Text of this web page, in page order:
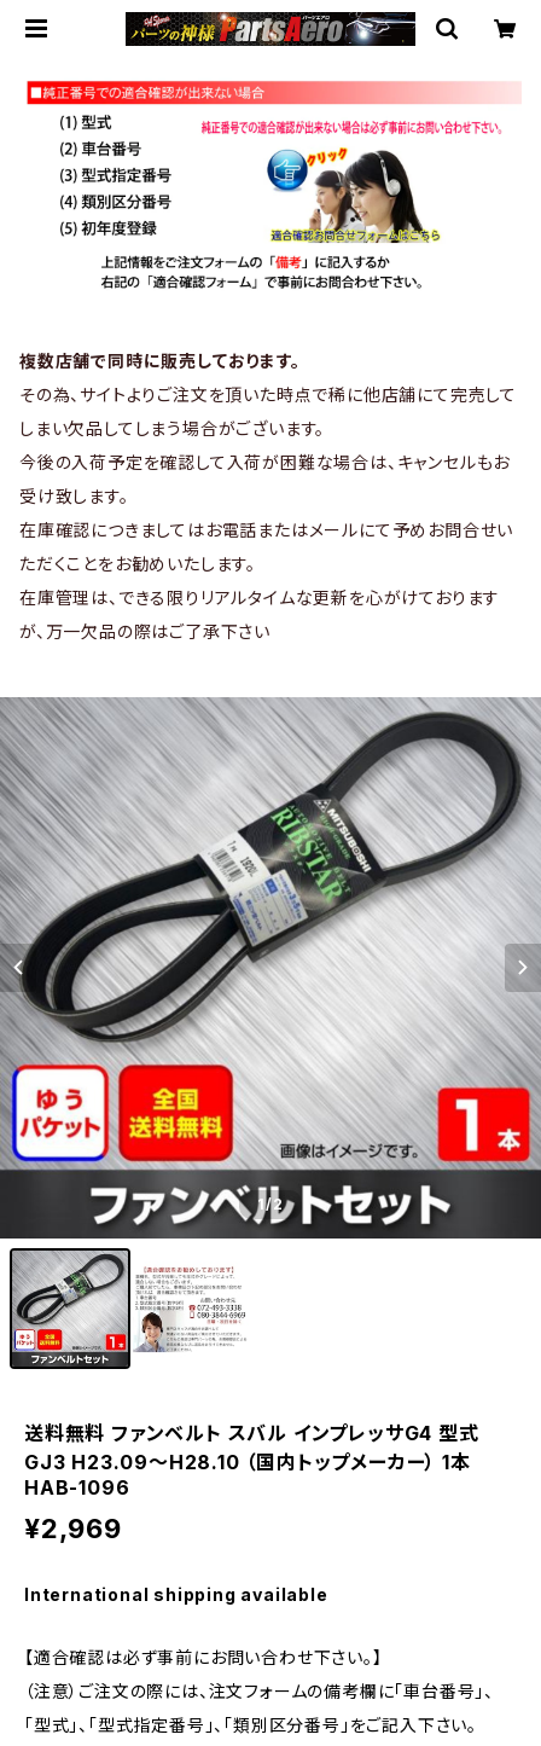
複数店舗で同時に販売しております。
その為、サイトよりご注文を頂いた時点で稀に他店舗にて完売して
しまい欠品してしまう場合がございます。
今後の入荷予定を確認して入荷が困難な場合は、キャンセルもお
受け致します。
在庫確認につきましてはお電話またはメールにて予めお問合せい
ただくことをお勧めいたします。
在庫管理は、できる限りリアルタイムな更新を心がけております
が、万一欠品の際はご了承下さい
1/2
送料無料 ファンベルト スバル インプレッサG4 型式
GJ3 H23.09～H28.10 （国内トップメーカー） 1本
HAB-1096
¥2,969
International shipping available
【適合確認は必ず事前にお問い合わせ下さい。】
（注意）ご注文の際には、注文フォームの備考欄に「車台番号」、
「型式」、「型式指定番号」、「類別区分番号」をご記入下さい。